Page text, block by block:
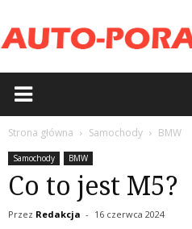
Strona główna Samochody BMW
Samochody BMW
Co to jest M5?
Przez Redakcja - 16 czerwca 2024